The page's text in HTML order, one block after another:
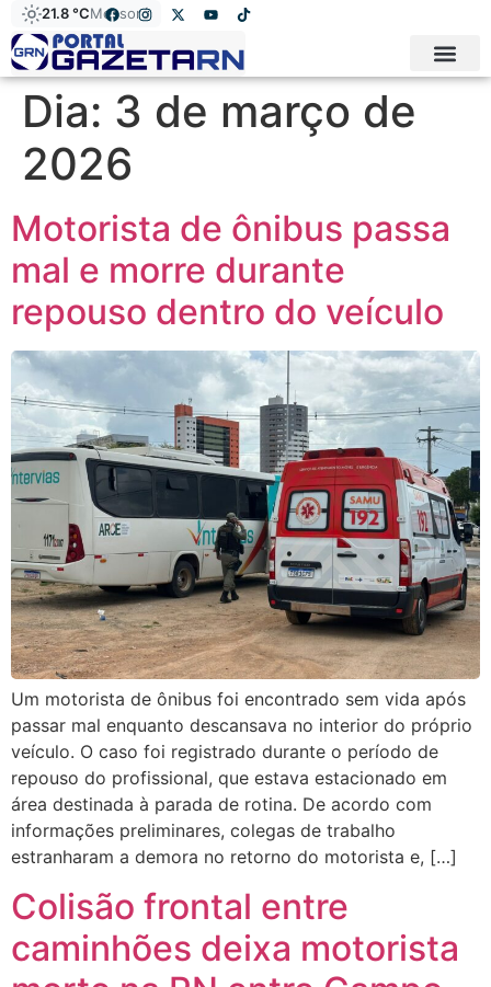
21.8 °CMossoró
Dia: 3 de março de
2026
Motorista de ônibus passa
mal e morre durante
repouso dentro do veículo
Um motorista de ônibus foi encontrado sem vida após
passar mal enquanto descansava no interior do próprio
veículo. O caso foi registrado durante o período de
repouso do profissional, que estava estacionado em
área destinada à parada de rotina. De acordo com
informações preliminares, colegas de trabalho
estranharam a demora no retorno do motorista e, […]
Colisão frontal entre
caminhões deixa motorista